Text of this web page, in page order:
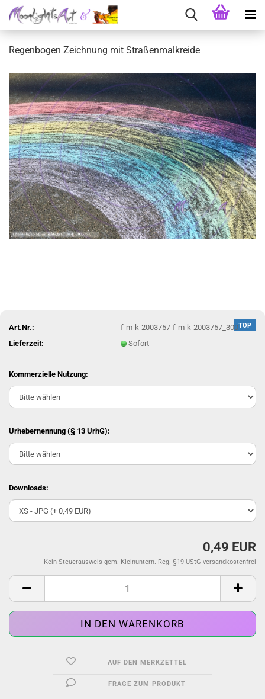
Regenbogen Zeichnung mit Straßenmalkreide
TOP
Art.Nr.:
f-m-k-2003757-f-m-k-2003757_300
Lieferzeit:
Sofort
Kommerzielle Nutzung:
Urhebernennung (§ 13 UrhG):
Downloads:
0,49 EUR
Kein Steuerausweis gem. Kleinuntern.-Reg. §19 UStG versandkostenfrei
AUF DEN MERKZETTEL
FRAGE ZUM PRODUKT